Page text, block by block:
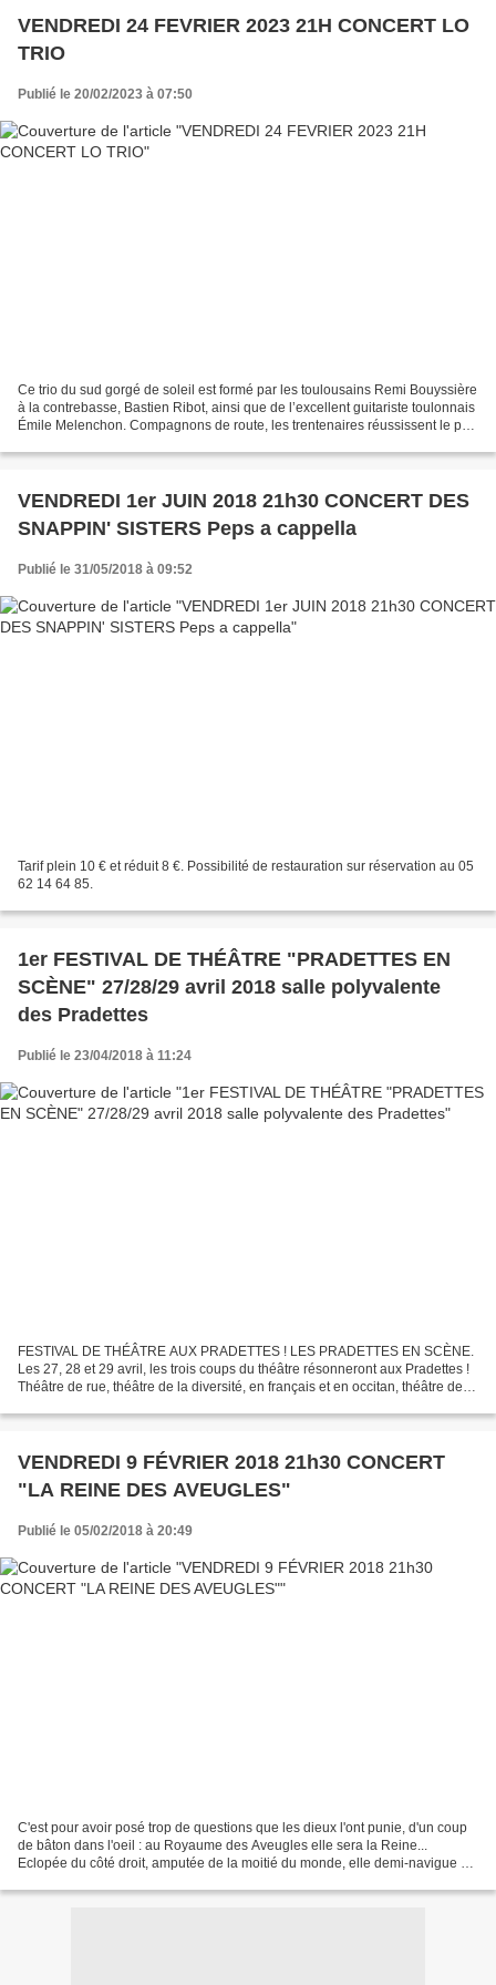
VENDREDI 24 FEVRIER 2023 21H CONCERT LO
TRIO
Publié le 20/02/2023 à 07:50
Ce trio du sud gorgé de soleil est formé par les toulousains Remi Bouyssière
à la contrebasse, Bastien Ribot, ainsi que de l’excellent guitariste toulonnais
Émile Melenchon. Compagnons de route, les trentenaires réussissent le pari
VENDREDI 1er JUIN 2018 21h30 CONCERT DES
SNAPPIN' SISTERS Peps a cappella
Publié le 31/05/2018 à 09:52
Tarif plein 10 € et réduit 8 €. Possibilité de restauration sur réservation au 05
62 14 64 85.
1er FESTIVAL DE THÉÂTRE "PRADETTES EN
SCÈNE" 27/28/29 avril 2018 salle polyvalente
des Pradettes
Publié le 23/04/2018 à 11:24
FESTIVAL DE THÉÂTRE AUX PRADETTES ! LES PRADETTES EN SCÈNE.
Les 27, 28 et 29 avril, les trois coups du théâtre résonneront aux Pradettes !
Théâtre de rue, théâtre de la diversité, en français et en occitan, théâtre de
VENDREDI 9 FÉVRIER 2018 21h30 CONCERT
"LA REINE DES AVEUGLES"
Publié le 05/02/2018 à 20:49
C'est pour avoir posé trop de questions que les dieux l'ont punie, d'un coup
de bâton dans l'oeil : au Royaume des Aveugles elle sera la Reine...
Eclopée du côté droit, amputée de la moitié du monde, elle demi-navigue à